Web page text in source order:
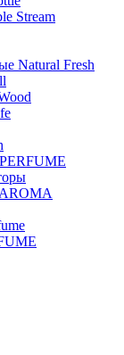
Stream
Natural Fresh